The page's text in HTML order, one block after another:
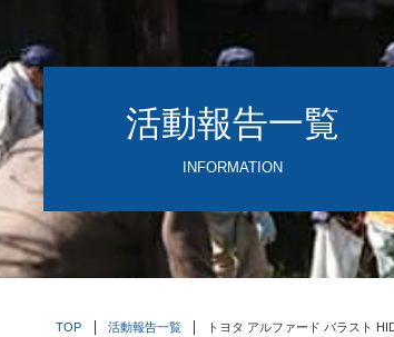
活動報告一覧
INFORMATION
TOP 活動報告一覧 トヨタ アルファード バラスト